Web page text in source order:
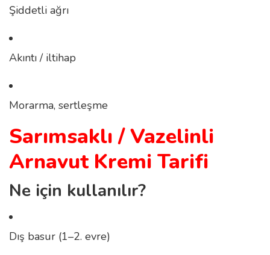
Şiddetli ağrı
Akıntı / iltihap
Morarma, sertleşme
Sarımsaklı / Vazelinli
Arnavut Kremi Tarifi
Ne için kullanılır?
Dış basur (1–2. evre)